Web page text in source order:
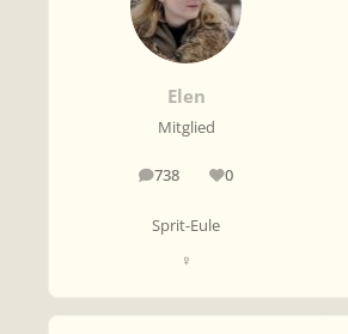
Elen
Mitglied
738
Beiträge 0
Reputation
Sprit-Eule
♀